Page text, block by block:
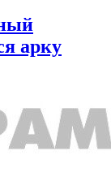
арку